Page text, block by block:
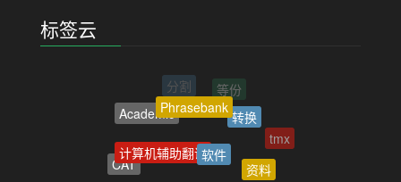
标签云
分割
等份
AcademicPhrasebank
转换
tmx
CAT
计算机辅助翻译软件
资料